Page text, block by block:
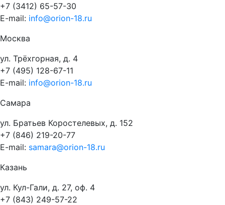
+7 (3412) 65-57-30
E-mail: info@orion-18.ru
Москва
ул. Трёхгорная, д. 4
+7 (495) 128-67-11
E-mail: info@orion-18.ru
Самара
ул. Братьев Коростелевых, д. 152
+7 (846) 219-20-77
E-mail: samara@orion-18.ru
Казань
ул. Кул-Гали, д. 27, оф. 4
+7 (843) 249-57-22